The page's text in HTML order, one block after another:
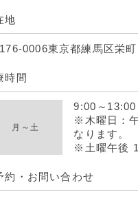
地
0006東京都練馬区栄
時間
月～土
9:00 ～ 13:00
※木曜日：
なります。
※土曜午後
約・お問い合わせ